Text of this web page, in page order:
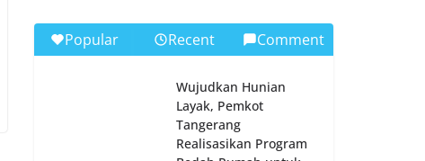
Popular Recent Comment
Wujudkan Hunian
Layak, Pemkot
Tangerang
Realisasikan Program